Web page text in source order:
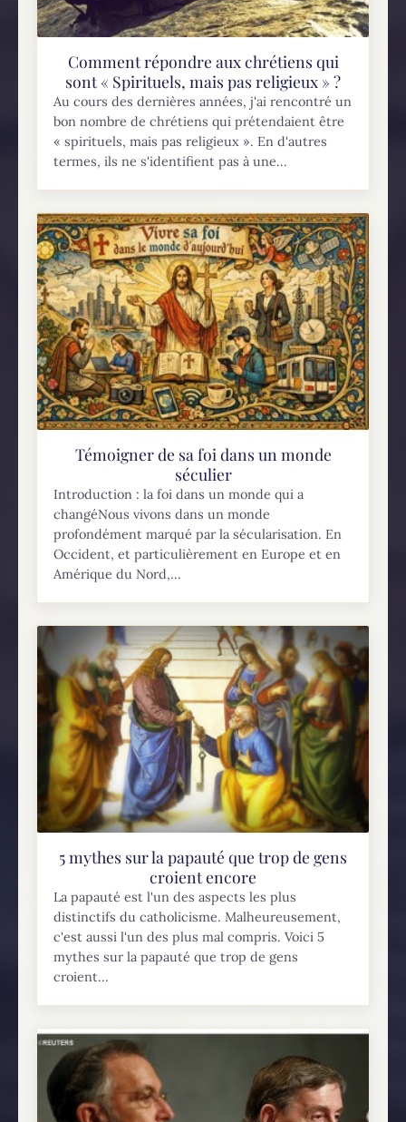
Comment répondre aux chrétiens qui
sont « Spirituels, mais pas religieux » ?
Au cours des dernières années, j'ai rencontré un
bon nombre de chrétiens qui prétendaient être
« spirituels, mais pas religieux ». En d'autres
termes, ils ne s'identifient pas à une...
Témoigner de sa foi dans un monde
séculier
Introduction : la foi dans un monde qui a
changéNous vivons dans un monde
profondément marqué par la sécularisation. En
Occident, et particulièrement en Europe et en
Amérique du Nord,...
5 mythes sur la papauté que trop de gens
croient encore
La papauté est l'un des aspects les plus
distinctifs du catholicisme. Malheureusement,
c'est aussi l'un des plus mal compris. Voici 5
mythes sur la papauté que trop de gens
croient...